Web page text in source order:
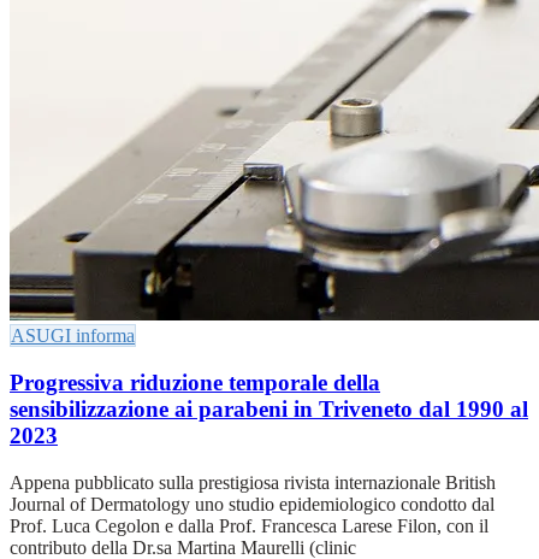
ASUGI informa
Progressiva riduzione temporale della
sensibilizzazione ai parabeni in Triveneto dal 1990 al
2023
Appena pubblicato sulla prestigiosa rivista internazionale British
Journal of Dermatology uno studio epidemiologico condotto dal
Prof. Luca Cegolon e dalla Prof. Francesca Larese Filon, con il
contributo della Dr.sa Martina Maurelli (clinic